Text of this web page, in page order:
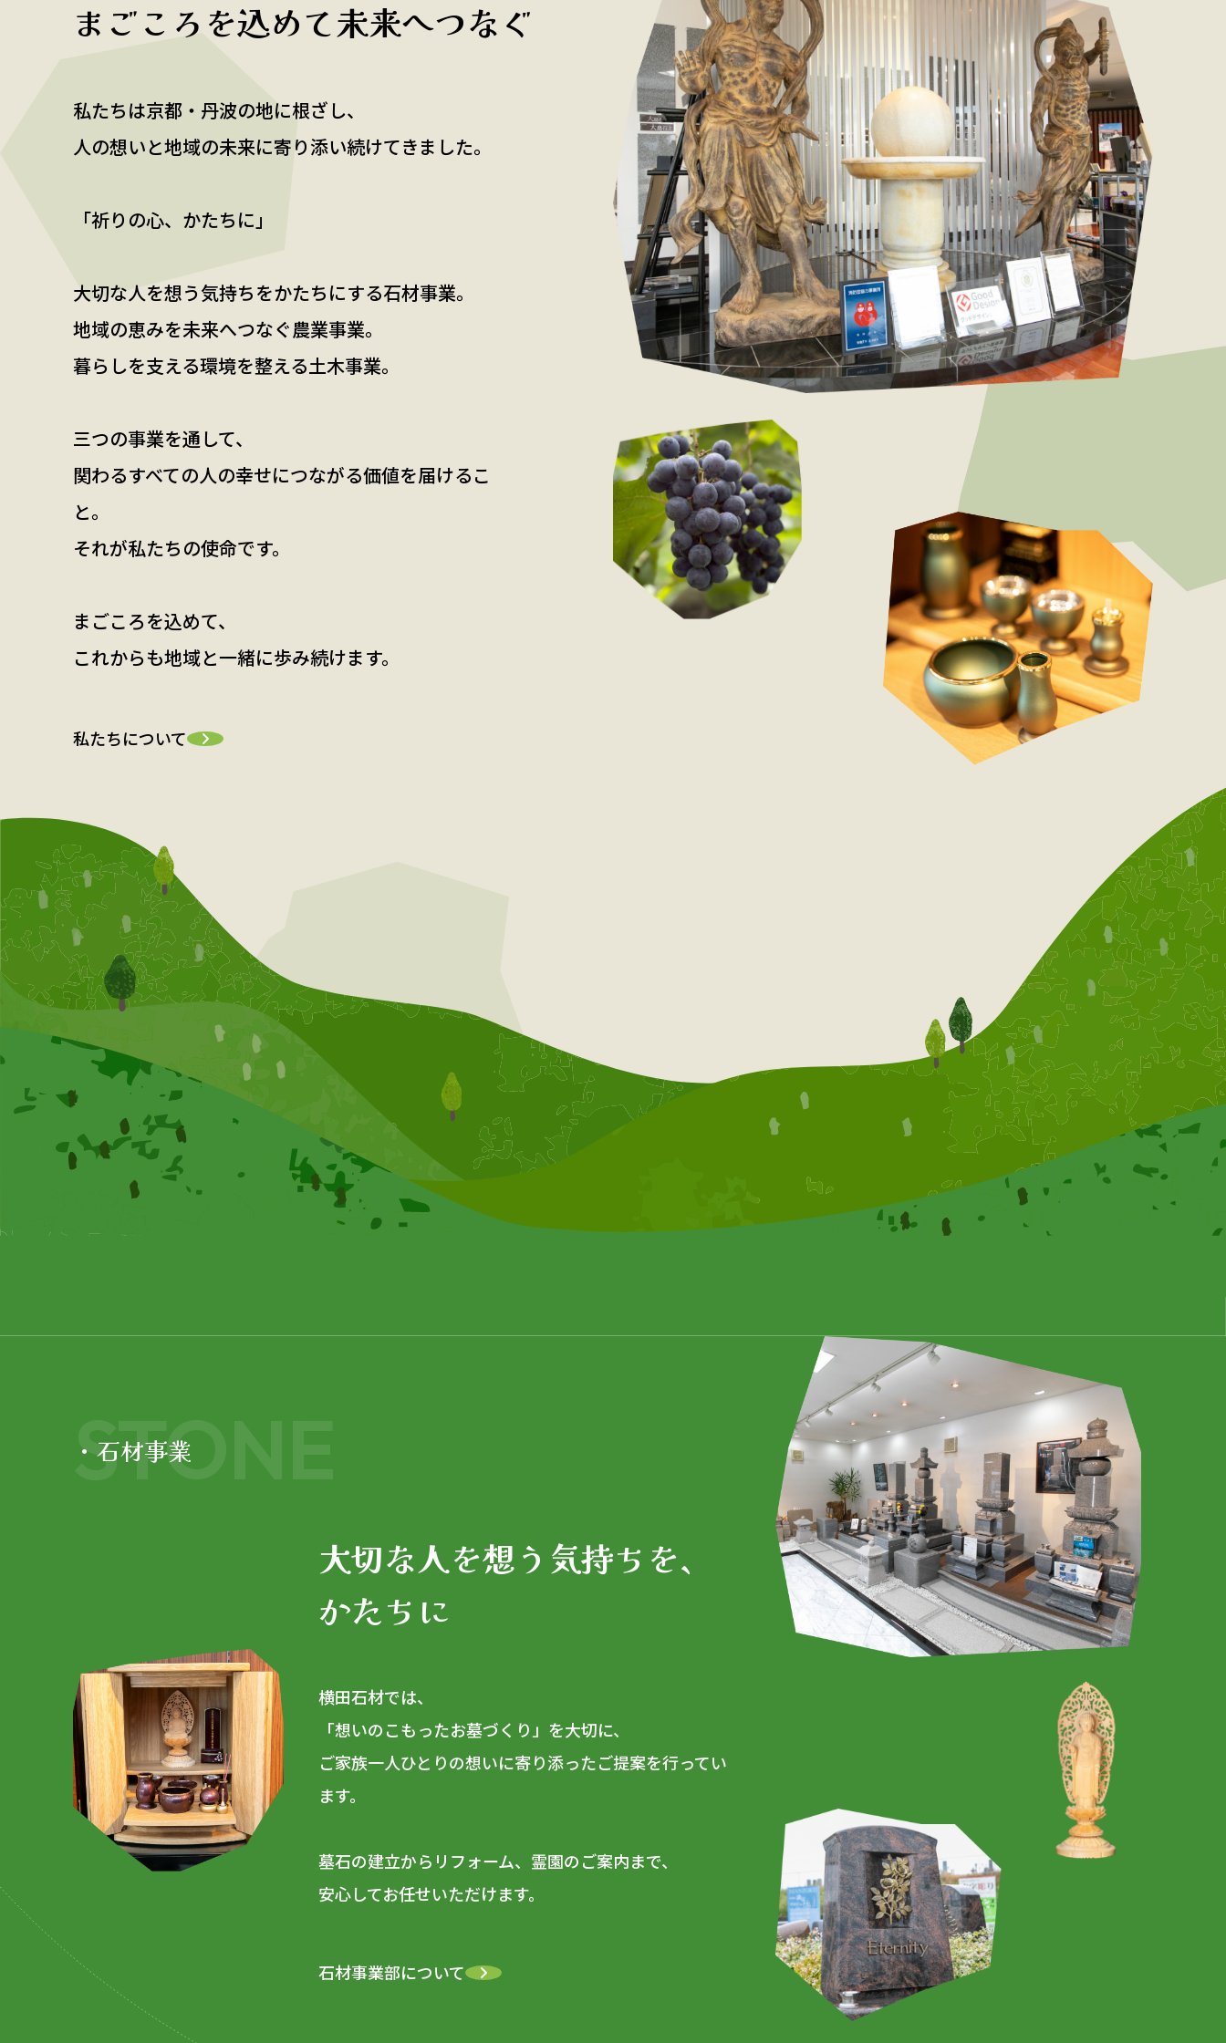
まごころを込めて未来へつなぐ
私たちは京都・丹波の地に根ざし、
人の想いと地域の未来に寄り添い続けてきました。
「祈りの心、かたちに」
大切な人を想う気持ちをかたちにする石材事業。
地域の恵みを未来へつなぐ農業事業。
暮らしを支える環境を整える土木事業。
三つの事業を通して、
関わるすべての人の幸せにつながる価値を届けるこ
と。
それが私たちの使命です。
まごころを込めて、
これからも地域と一緒に歩み続けます。
私たちについて
・石材事業
STONE
大切な人を想う気持ちを、
かたちに
横田石材では、
「想いのこもったお墓づくり」を大切に、
ご家族一人ひとりの想いに寄り添ったご提案を行ってい
ます。
墓石の建立からリフォーム、霊園のご案内まで、
安心してお任せいただけます。
石材事業部について